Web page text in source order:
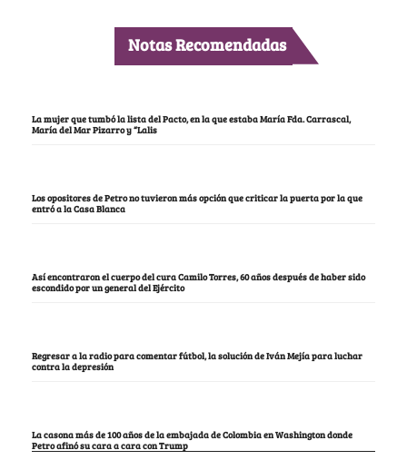
Notas Recomendadas
La mujer que tumbó la lista del Pacto, en la que estaba María Fda. Carrascal,
María del Mar Pizarro y “Lalis
Los opositores de Petro no tuvieron más opción que criticar la puerta por la que
entró a la Casa Blanca
Así encontraron el cuerpo del cura Camilo Torres, 60 años después de haber sido
escondido por un general del Ejército
Regresar a la radio para comentar fútbol, la solución de Iván Mejía para luchar
contra la depresión
La casona más de 100 años de la embajada de Colombia en Washington donde
Petro afinó su cara a cara con Trump